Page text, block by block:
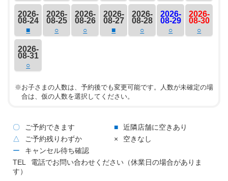
2026-
08-24
■
2026-
08-25
○
2026-
08-26
○
2026-
08-27
■
2026-
08-28
○
2026-
08-29
○
2026-
08-30
○
2026-
08-31
○
※お子さまの人数は、予約後でも変更可能です。人数が未確定の場
合は、仮の人数を選択してください。
〇 ご予約できます ■
近隣店舗に空きあり
△
ご予約残りわずか ×
空きなし
ー
キャンセル待ち確認
TEL
電話でお問い合わせください（休業日の場合がありま
す）